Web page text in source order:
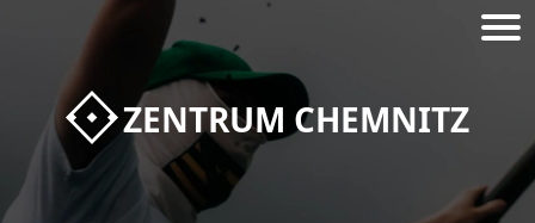
ZENTRUM CHEMNITZ